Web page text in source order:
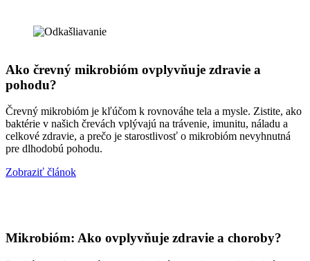
Ako črevný mikrobióm ovplyvňuje zdravie a
pohodu?
Črevný mikrobióm je kľúčom k rovnováhe tela a mysle. Zistite, ako
baktérie v našich črevách vplývajú na trávenie, imunitu, náladu a
celkové zdravie, a prečo je starostlivosť o mikrobióm nevyhnutná
pre dlhodobú pohodu.
Zobraziť článok
Mikrobióm: Ako ovplyvňuje zdravie a choroby?